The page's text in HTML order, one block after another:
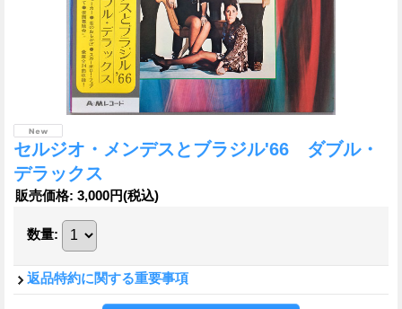
セルジオ・メンデスとブラジル'66 ダブル・
デラックス
販売価格: 3,000円(税込)
数量:
返品特約に関する重要事項